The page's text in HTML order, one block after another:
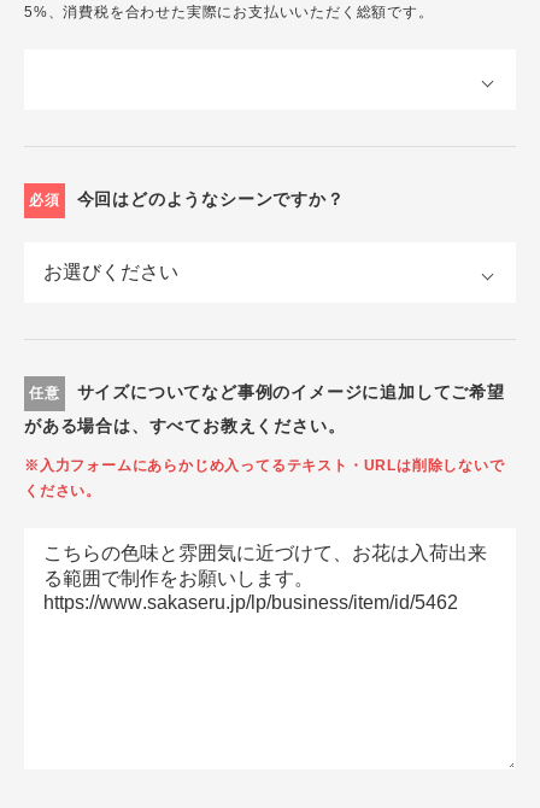
5%、消費税を合わせた実際にお支払いいただく総額です。
必須 今回はどのようなシーンですか？
任意
サイズについてなど事例のイメージに追加してご希望
がある場合は、すべてお教えください。
※入力フォームにあらかじめ入ってるテキスト・URLは削除しないで
ください。